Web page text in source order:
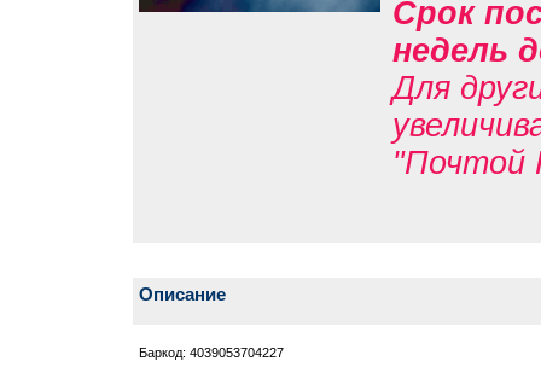
Срок
недель
Для
"Почтой
Описание
Баркод: 4039053704227